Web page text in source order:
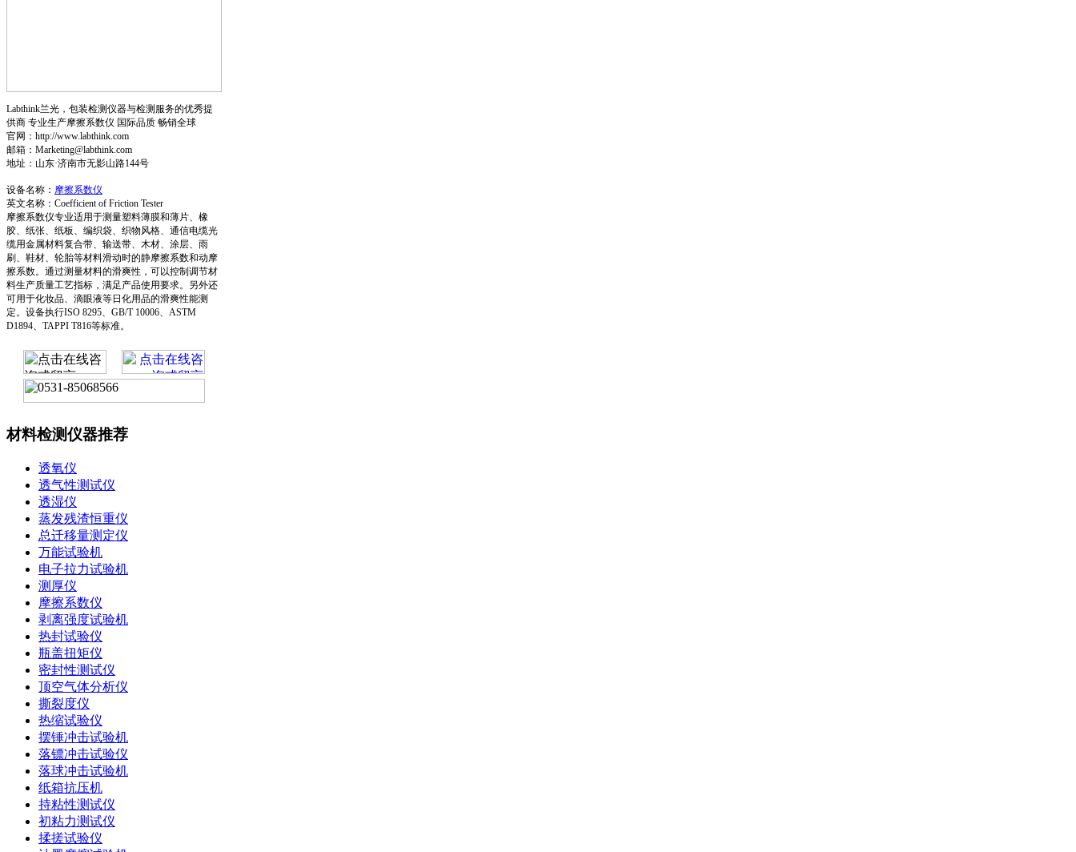
Labthink兰光，包装检测仪器与检测服务的优秀提
供商 专业生产摩擦系数仪 国际品质 畅销全球
官网：http://www.labthink.com
邮箱：Marketing@labthink.com
地址：山东·济南市无影山路144号
设备名称： 摩擦系数仪
英文名称：Coefficient of Friction Tester
摩擦系数仪专业适用于测量塑料薄膜和薄片、橡
胶、纸张、纸板、编织袋、织物风格、通信电缆光
缆用金属材料复合带、输送带、木材、涂层、雨
刷、鞋材、轮胎等材料滑动时的静摩擦系数和动摩
擦系数。通过测量材料的滑爽性，可以控制调节材
料生产质量工艺指标，满足产品使用要求。另外还
可用于化妆品、滴眼液等日化用品的滑爽性能测
定。设备执行ISO 8295、GB/T 10006、ASTM
D1894、TAPPI T816等标准。
材料检测仪器推荐
透氧仪
透气性测试仪
透湿仪
蒸发残渣恒重仪
总迁移量测定仪
万能试验机
电子拉力试验机
测厚仪
摩擦系数仪
剥离强度试验机
热封试验仪
瓶盖扭矩仪
密封性测试仪
顶空气体分析仪
撕裂度仪
热缩试验仪
摆锤冲击试验机
落镖冲击试验仪
落球冲击试验机
纸箱抗压机
持粘性测试仪
初粘力测试仪
揉搓试验仪